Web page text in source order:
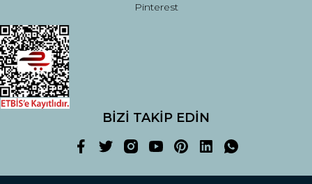
Pinterest
BİZİ TAKİP EDİN